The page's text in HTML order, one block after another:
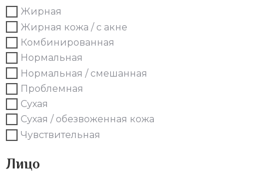
Жирная
Жирная кожа / с акне
Комбинированная
Нормальная
Нормальная / смешанная
Проблемная
Сухая
Сухая / обезвоженная кожа
Чувствительная
Лицо